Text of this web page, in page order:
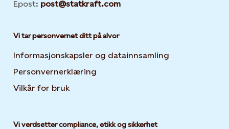
Epost: post@statkraft.com
Vi tar personvernet ditt på alvor
Informasjonskapsler og datainnsamling
Personvernerklæring
Vilkår for bruk
Vi verdsetter compliance, etikk og sikkerhet